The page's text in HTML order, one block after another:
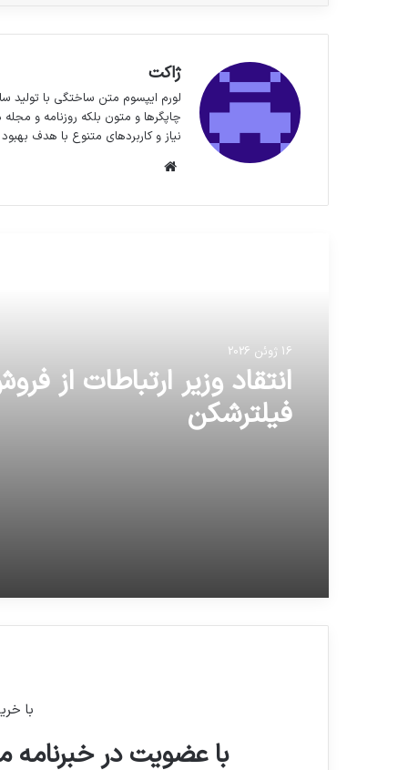
ژاکت
لورم ایپسوم متن ساختگی با تولید
چاپگرها و متون بلکه روزنامه و
نیاز و کاربردهای متنوع با هدف
16 ژوئن 2026
انتقاد وزیر ارتباطات از
فیلترشکن
با
با عضویت در خبرنامه